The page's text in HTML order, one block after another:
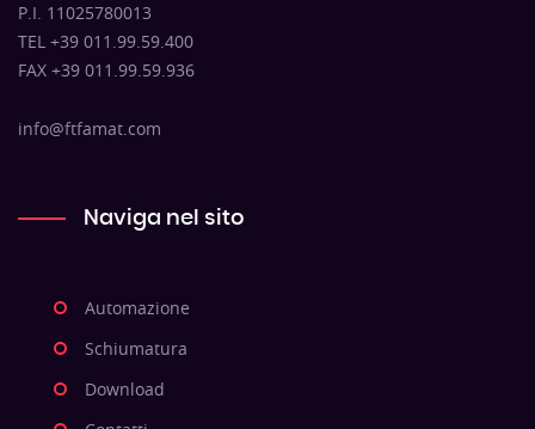
P.I. 11025780013
TEL +39 011.99.59.400
FAX +39 011.99.59.936
info@ftfamat.com
Naviga nel sito
Automazione
Schiumatura
Download